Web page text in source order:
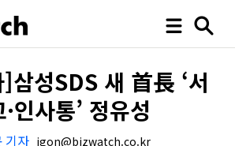
삼성SDS 새 首長 ‘서
인사통’ 정유성
기자 igon@bizwatch.co.kr